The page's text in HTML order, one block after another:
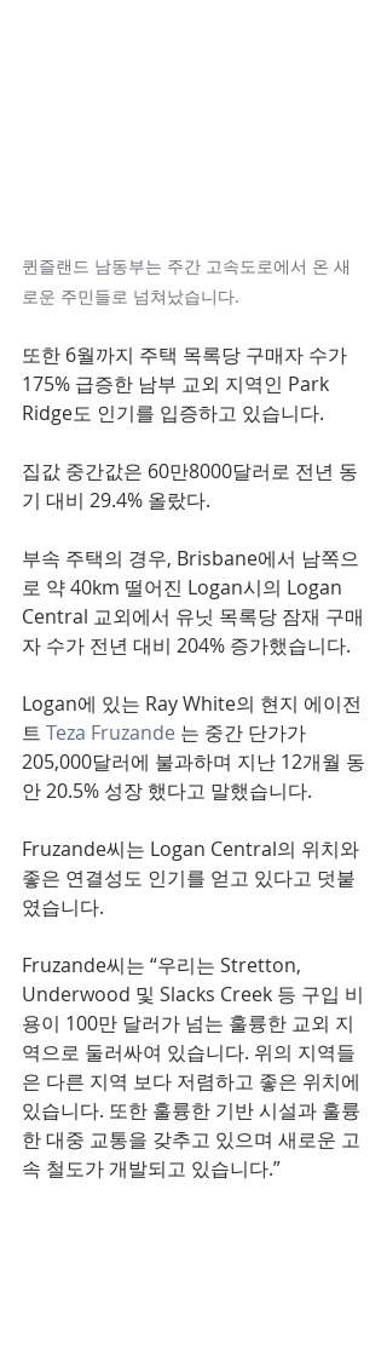
퀸즐랜드 남동부는 주간 고속도로에서 온 새
로운 주민들로 넘쳐났습니다.
또한 6월까지 주택 목록당 구매자 수가
175% 급증한 남부 교외 지역인 Park
Ridge도 인기를 입증하고 있습니다.
집값 중간값은 60만8000달러로 전년 동
기 대비 29.4% 올랐다.
부속 주택의 경우, Brisbane에서 남쪽으
로 약 40km 떨어진 Logan시의 Logan
Central 교외에서 유닛 목록당 잠재 구매
자 수가 전년 대비 204% 증가했습니다.
Logan에 있는 Ray White의 현지 에이전
트 Teza Fruzande 는 중간 단가가
205,000달러에 불과하며 지난 12개월 동
안 20.5% 성장 했다고 말했습니다.
Fruzande씨는 Logan Central의 위치와
좋은 연결성도 인기를 얻고 있다고 덧붙
였습니다.
Fruzande씨는 “우리는 Stretton,
Underwood 및 Slacks Creek 등 구입 비
용이 100만 달러가 넘는 훌륭한 교외 지
역으로 둘러싸여 있습니다. 위의 지역들
은 다른 지역 보다 저렴하고 좋은 위치에
있습니다. 또한 훌륭한 기반 시설과 훌륭
한 대중 교통을 갖추고 있으며 새로운 고
속 철도가 개발되고 있습니다.”